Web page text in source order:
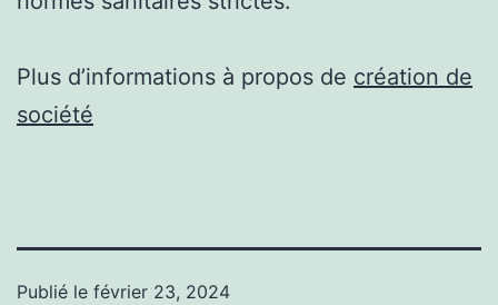
Plus d’informations à propos de création de
société
Publié le février 23, 2024